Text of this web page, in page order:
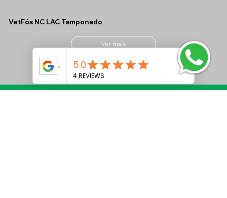
VetFós NC LAC Tamponado
Ver mais